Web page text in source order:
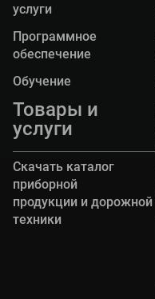
услуги
Программное
обеспечение
Обучение
Товары и
услуги
Скачать каталог
приборной
продукции и дорожной
техники